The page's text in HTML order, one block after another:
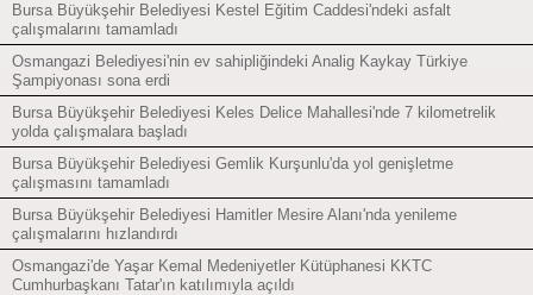
Bursa Büyükşehir Belediyesi Kestel Eğitim Caddesi'ndeki asfalt
çalışmalarını tamamladı
Osmangazi Belediyesi'nin ev sahipliğindeki Analig Kaykay Türkiye
Şampiyonası sona erdi
Bursa Büyükşehir Belediyesi Keles Delice Mahallesi'nde 7 kilometrelik
yolda çalışmalara başladı
Bursa Büyükşehir Belediyesi Gemlik Kurşunlu'da yol genişletme
çalışmasını tamamladı
Bursa Büyükşehir Belediyesi Hamitler Mesire Alanı'nda yenileme
çalışmalarını hızlandırdı
Osmangazi'de Yaşar Kemal Medeniyetler Kütüphanesi KKTC
Cumhurbaşkanı Tatar'ın katılımıyla açıldı